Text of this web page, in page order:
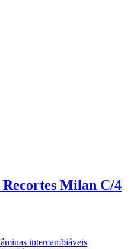
Recortes Milan C/4
intercambiáveis